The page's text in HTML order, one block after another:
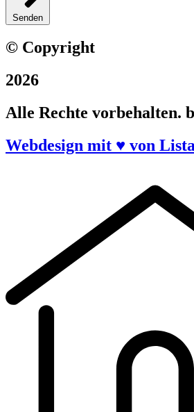
Senden
© Copyright
2026
Alle Rechte vorbehalten.
Webdesign mit ♥ von